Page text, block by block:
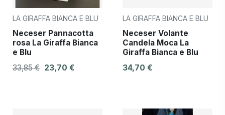
LA GIRAFFA BIANCA E BLU
Neceser Pannacotta
rosa La Giraffa Bianca
e Blu
33,85 € 23,70 €
LA GIRAFFA BIANCA E BLU
Neceser Volante
Candela Moca La
Giraffa Bianca e Blu
34,70 €